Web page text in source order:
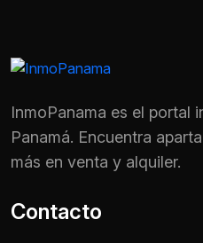
InmoPanama es el portal
Panamá. Encuentra
más en venta y alquiler.
Contacto